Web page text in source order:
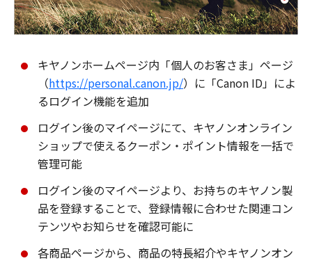
キヤノンホームページ内「個人のお客さま」ページ
（https://personal.canon.jp/）に「Canon ID」によ
るログイン機能を追加
ログイン後のマイページにて、キヤノンオンライン
ショップで使えるクーポン・ポイント情報を一括で
管理可能
ログイン後のマイページより、お持ちのキヤノン製
品を登録することで、登録情報に合わせた関連コン
テンツやお知らせを確認可能に
各商品ページから、商品の特長紹介やキヤノンオン